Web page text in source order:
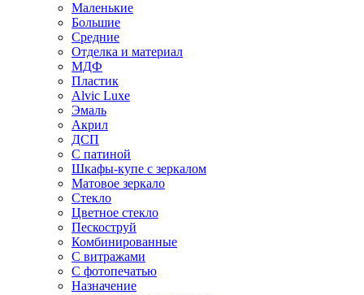
Маленькие
Большие
Средние
Отделка и материал
МДФ
Пластик
Alvic Luxe
Эмаль
Акрил
ДСП
С патиной
Шкафы-купе с зеркалом
Матовое зеркало
Стекло
Цветное стекло
Пескоструй
Комбинированные
С витражами
С фотопечатью
Назначение